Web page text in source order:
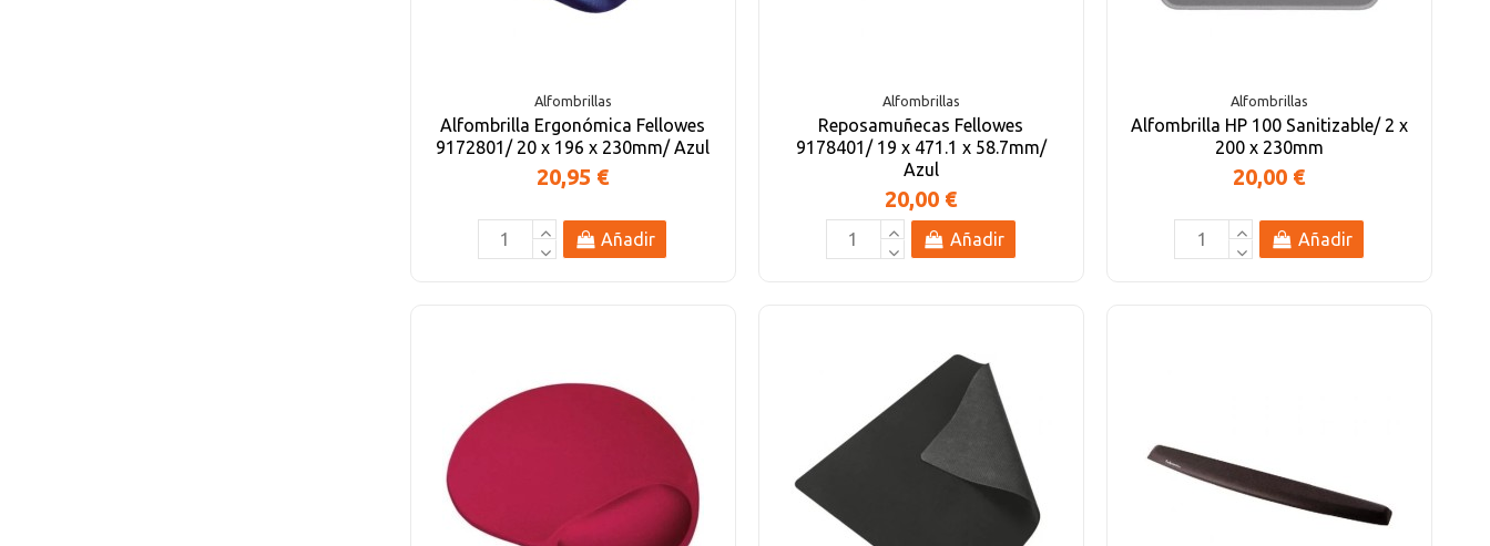
Alfombrillas
Alfombrilla Ergonómica Fellowes
9172801/ 20 x 196 x 230mm/ Azul
20,95 €
Añadir
Alfombrillas
Reposamuñecas Fellowes
9178401/ 19 x 471.1 x 58.7mm/
Azul
20,00 €
Añadir
Alfombrillas
Alfombrilla HP 100 Sanitizable/ 2 x
200 x 230mm
20,00 €
Añadir